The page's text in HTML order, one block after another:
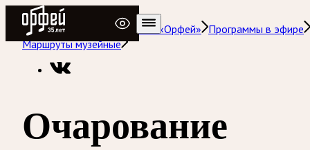
Радио Орфей
Радио классической музыки «Орфей» Программы в эфире
Маршруты музейные
Очарование